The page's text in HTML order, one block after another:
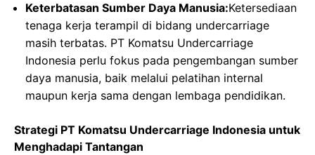
Keterbatasan Sumber Daya Manusia:Ketersediaan
tenaga kerja terampil di bidang undercarriage
masih terbatas. PT Komatsu Undercarriage
Indonesia perlu fokus pada pengembangan sumber
daya manusia, baik melalui pelatihan internal
maupun kerja sama dengan lembaga pendidikan.
Strategi PT Komatsu Undercarriage Indonesia untuk
Menghadapi Tantangan